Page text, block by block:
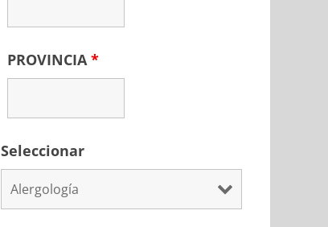
PROVINCIA*
Seleccionar